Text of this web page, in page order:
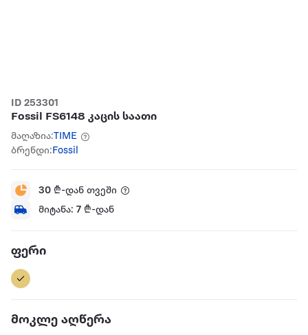
ID 253301
Fossil FS6148 კაცის საათი
მაღაზია:TIME
ბრენდი:Fossil
30 ₾-დან თვეში
მიტანა: 7 ₾-დან
ფერი
მოკლე აღწერა